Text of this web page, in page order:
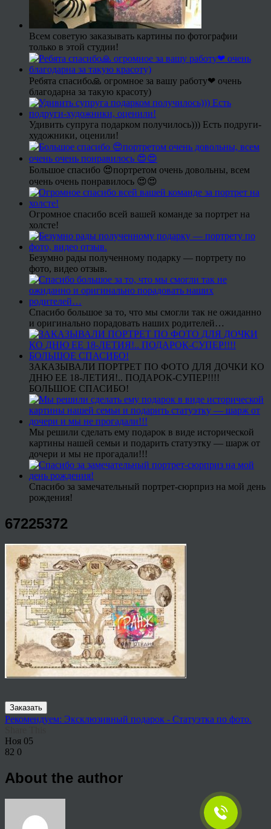
Всем советую заказывать картины по фотографии
только в этой студии!
Ребята спасибо🙏 огромное за вашу работу❤ очень
благодарна за такую красоту)
Удивить супруга подарком получилось))) Есть подруги-
художники, оценили!
Большое спасибо 😍портретом очень довольны, всем
очень очень понравилось 😍😍
Огромное спасибо всей вашей команде за портрет на
холсте!
Безумно рады полученному подарку — портрету по
фото, видео отзыв.
Спасибо большое за то, что мы смогли так не ожиданно
и оригинально порадовать наших родителей…
ЗАКАЗЫВАЛИ ПОРТРЕТ ПО ФОТО ДЛЯ ДОЧКИ КО
ДНЮ ЕЕ 18-ЛЕТИЯ!.. ПОДАРОК-СУПЕР!!!!
БОЛЬШОЕ СПАСИБО!
Мы решили сделать ему подарок в виде исторической
картины нашей семьи и подарить статуэтку — шарж от
дочери и мы не прогадали!!!
Спасибо за замечательный портрет-сюрприз на мой день
рождения!
67225372
Заказать
Рекомендуем: Эксклюзивный подарок - Статуэтка по фото.
Ноя 05
82 0
About the author